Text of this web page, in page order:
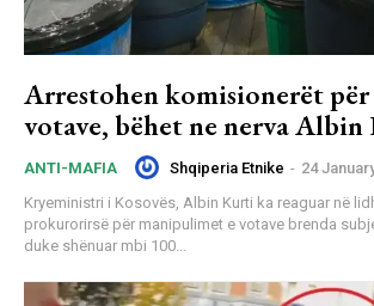
Arrestohen komisionerët për
votave, bëhet ne nerva
ANTI-MAFIA Shqiperia Etnike - 24
Kryeministri i Kosovës, Albin Kurti ka reaguar në
prokurorirsë për manipulimet e votave brenda
duke shënuar mbi 100...